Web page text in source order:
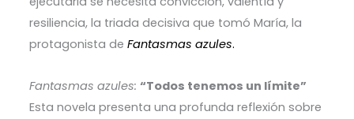
resiliencia, la triada decisiva que tomó María, la
protagonista de Fantasmas azules.
Fantasmas azules: “Todos tenemos un límite”
Esta novela presenta una profunda reflexión sobre